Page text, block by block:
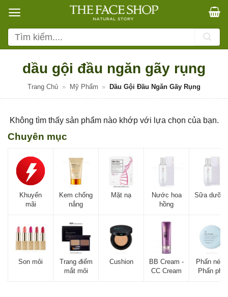
qua
nội
dung
Tìm
kiếm:
dầu gội đầu ngăn gãy rụng
Trang Chủ » Mỹ Phẩm » Dầu Gội Đầu Ngăn Gãy Rụng
Không tìm thấy sản phẩm nào khớp với lựa chọn của bạn.
Chuyên mục
Khuyến
mãi
Kem chống
nắng
Mặt nạ
Nước hoa
hồng
Sữa
Son môi
Trang điểm
mắt môi
Cushion
BB Cream -
CC Cream
Phấn nén -
Phấn phủ